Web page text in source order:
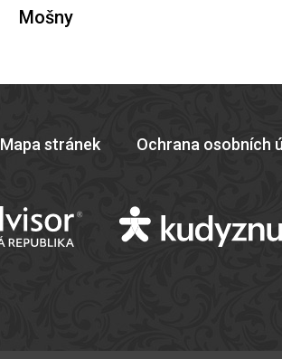
Mošny
Mapa stránek Ochrana osobních